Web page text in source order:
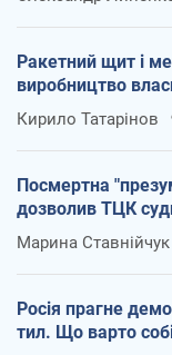
Ракетний щит і
виробництво
Кирило Татарінов
Посмертна
дозволив ТЦК
Марина Ставнійчук
Росія прагне
тил. Що варто